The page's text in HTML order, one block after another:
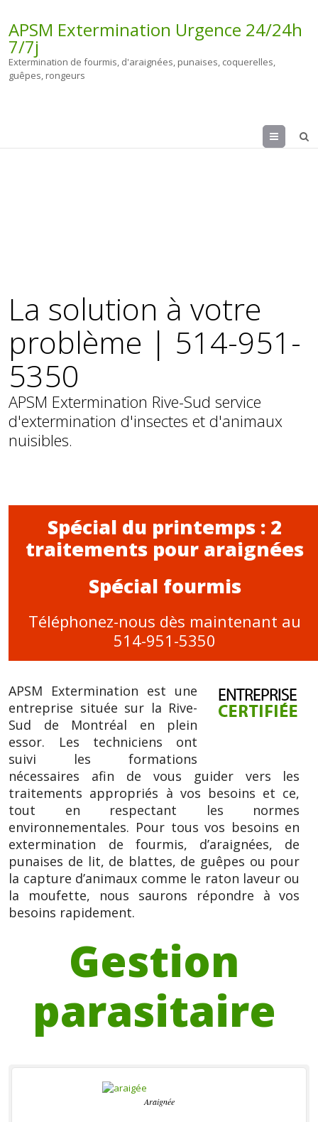
APSM Extermination Urgence 24/24h
7/7j
Extermination de fourmis, d'araignées, punaises, coquerelles,
guêpes, rongeurs
Menu
La solution à votre
problème | 514-951-
5350
APSM Extermination Rive-Sud service
d'extermination d'insectes et d'animaux
nuisibles.
Spécial du printemps : 2
traitements pour araignées
Spécial fourmis
Téléphonez-nous dès maintenant au
514-951-5350
APSM Extermination est une
entreprise située sur la Rive-
Sud de Montréal en plein
essor. Les techniciens ont
suivi les formations
nécessaires afin de vous guider vers les
traitements appropriés à vos besoins et ce,
tout en respectant les normes
environnementales. Pour tous vos besoins en
extermination de fourmis, d’araignées, de
punaises de lit, de blattes, de guêpes ou pour
la capture d’animaux comme le raton laveur ou
la moufette, nous saurons répondre à vos
besoins rapidement.
Gestion
parasitaire
Araignée